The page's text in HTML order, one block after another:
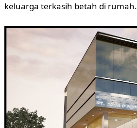
keluarga terkasih betah di rumah.